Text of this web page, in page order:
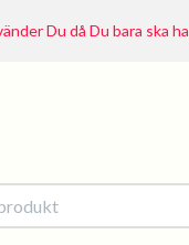
Du då Du bara ska